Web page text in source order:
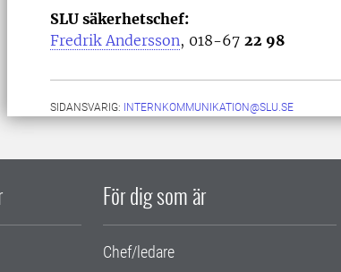
SLU säkerhetschef:
Fredrik Andersson, 018-67 22 98
SIDANSVARIG: INTERNKOMMUNIKATION@SLU.SE
För dig som är
Chef/ledare